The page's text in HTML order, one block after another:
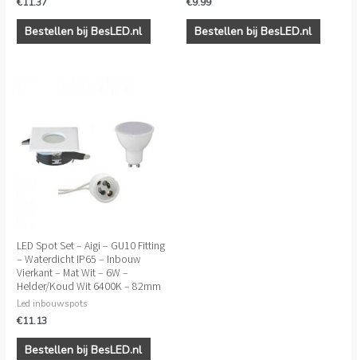
Bestellen bij BesLED.nl Bestellen bij BesLED.nl
LED Spot Set – Aigi – GU10 Fitting
– Waterdicht IP65 – Inbouw
Vierkant – Mat Wit – 6W –
Helder/Koud Wit 6400K – 82mm
Led inbouwspots
€11.13
Bestellen bij BesLED.nl